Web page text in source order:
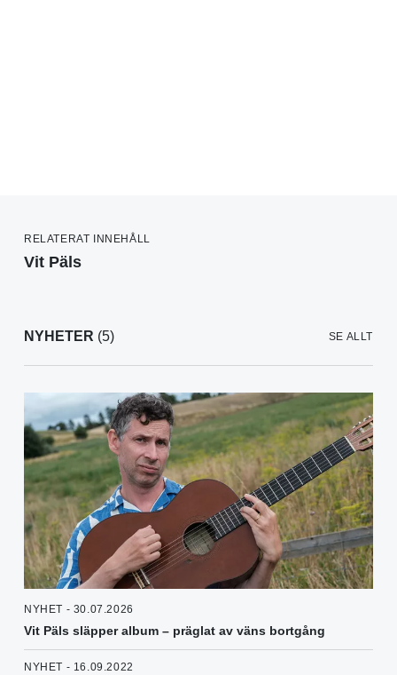
RELATERAT INNEHÅLL
Vit Päls
NYHETER (5) SE ALLT
NYHET - 30.07.2026
Vit Päls släpper album – präglat av väns bortgång
NYHET - 16.09.2022